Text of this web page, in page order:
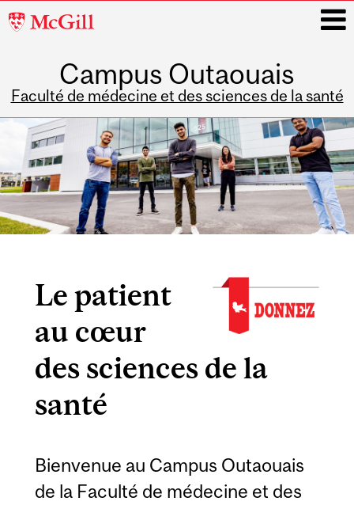
McGill
Campus Outaouais
Faculté de médecine et des sciences de la santé
Main
navigation
Le patient
au cœur
des sciences de la
santé
Bienvenue au Campus Outaouais
de la Faculté de médecine et des